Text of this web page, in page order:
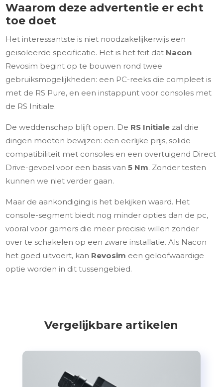
Waarom deze advertentie er echt
toe doet
Het interessantste is niet noodzakelijkerwijs een
geïsoleerde specificatie. Het is het feit dat Nacon
Revosim begint op te bouwen rond twee
gebruiksmogelijkheden: een PC-reeks die compleet is
met de RS Pure, en een instappunt voor consoles met
de RS Initiale.
De weddenschap blijft open. De RS Initiale zal drie
dingen moeten bewijzen: een eerlijke prijs, solide
compatibiliteit met consoles en een overtuigend Direct
Drive-gevoel voor een basis van5 Nm. Zonder testen
kunnen we niet verder gaan.
Maar de aankondiging is het bekijken waard. Het
console-segment biedt nog minder opties dan de pc,
vooral voor gamers die meer precisie willen zonder
over te schakelen op een zware installatie. Als Nacon
het goed uitvoert, kan Revosim een geloofwaardige
optie worden in dit tussengebied.
Vergelijkbare artikelen